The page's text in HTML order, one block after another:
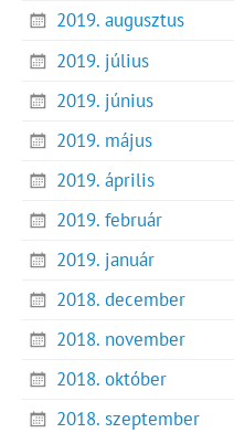
2019. augusztus
2019. július
2019. június
2019. május
2019. április
2019. február
2019. január
2018. december
2018. november
2018. október
2018. szeptember